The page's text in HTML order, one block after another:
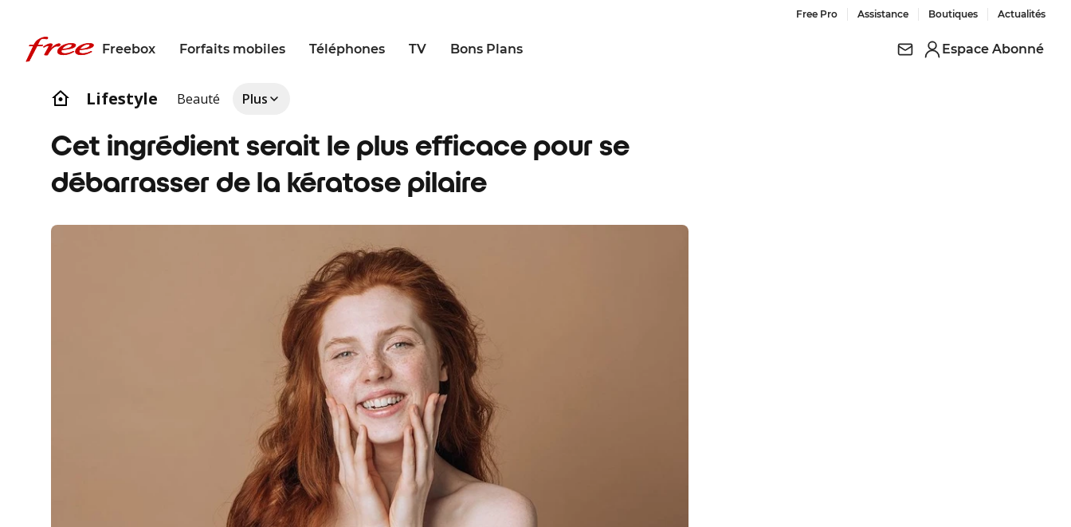
Free Pro Assistance Boutiques Actualités
Freebox Forfaits mobiles Téléphones TV Bons Plans Espace Abonné
Lifestyle Beauté Plus
Cet ingrédient serait le plus efficace pour se
débarrasser de la kératose pilaire